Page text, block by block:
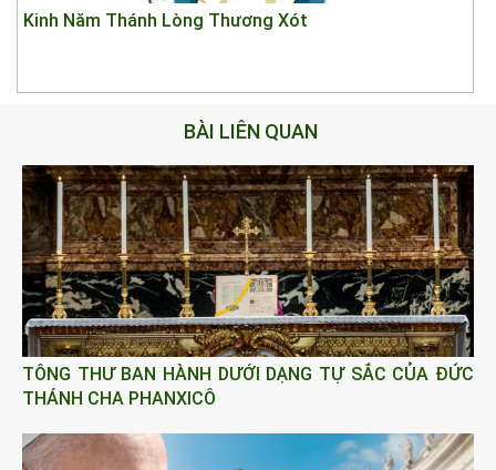
Kinh Năm Thánh Lòng Thương Xót
BÀI LIÊN QUAN
TÔNG THƯ BAN HÀNH DƯỚI DẠNG TỰ SẮC CỦA ĐỨC
THÁNH CHA PHANXICÔ